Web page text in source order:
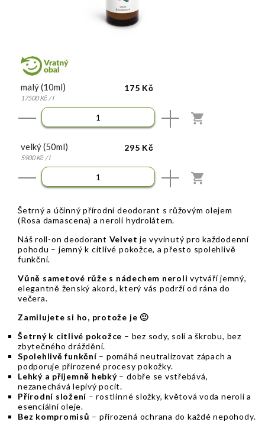
malý (10ml)
17500 Kč / l
175 Kč
velký (50ml)
5900 Kč / l
295 Kč
Šetrný a účinný přírodní deodorant s růžovým olejem
(Rosa damascena) a neroli hydrolátem.
Náš roll-on deodorant Velvet je vyvinutý pro každodenní
pohodu – jemný k citlivé pokožce, a přesto spolehlivě
funkční.
Vůně sametové růže s nádechem neroli vytváří jemný,
elegantně ženský akord, který vás podrží od rána do
večera.
Zamilujete si ho, protože je🙂
Šetrný k citlivé pokožce – bez sody, solí a škrobu, bez
zbytečného dráždění.
Spolehlivě funkční – pomáhá neutralizovat zápach a
podporuje přirozené procesy pokožky.
Lehký a příjemně hebký– dobře se vstřebává,
nezanechává lepivý pocit.
Přírodní složení – rostlinné složky, květová voda neroli a
esenciální oleje.
Bez kompromisů – přirozená ochrana do každé nepohody.